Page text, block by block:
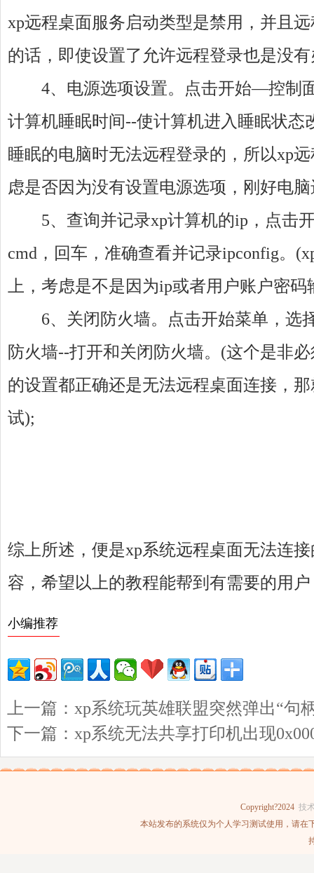
xp远程桌面服务启动类型是禁用，并且
的话，即使设置了允许远程登录也是没
4、电源选项设置。点击开始—控制
计算机睡眠时间--使计算机进入睡眠状态
睡眠的电脑时无法远程登录的，所以xp
虑是否因为没有设置电源选项，刚好电
5、查询并记录xp计算机的ip，点击
cmd，回车，准确查看并记录ipconfig。
上，考虑是不是因为ip或者用户账户密码
6、关闭防火墙。点击开始菜单，选
防火墙--打开和关闭防火墙。(这个是非
的设置都正确还是无法远程桌面连接，
试);
综上所述，便是xp系统远程桌面无法连
容，希望以上的教程能帮到有需要的用户
小编推荐
上一篇： xp系统玩英雄联盟突然弹出“句
下一篇： xp系统无法共享打印机出现
Copyright?2024 技
本站发布的系统仅为个人学习测试使用，请在